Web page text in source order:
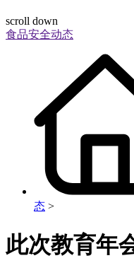
scroll down
食品安全动态
态 >
此次教育年